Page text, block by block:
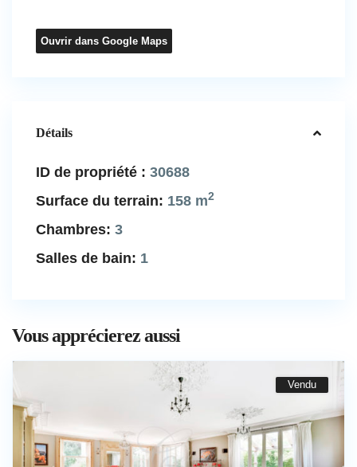
Ouvrir dans Google Maps
Détails
ID de propriété : 30688
Surface du terrain: 158 m2
Chambres: 3
Salles de bain: 1
Vous apprécierez aussi
Vendu